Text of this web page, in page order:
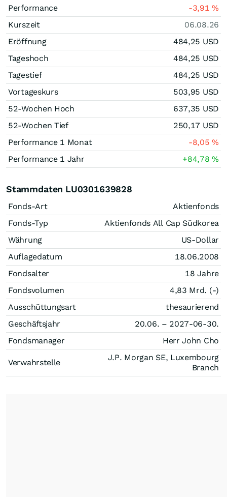
Performance -3,91%
Kurszeit
06.08.26
Eröffnung
484,25 USD
Tageshoch
484,25 USD
Tagestief
484,25 USD
Vortageskurs
503,95 USD
52-Wochen Hoch
637,35 USD
52-Wochen Tief
250,17 USD
Performance 1 Monat
-8,05%
Performance 1 Jahr
+84,78%
Stammdaten LU0301639828
Fonds-Art
Aktienfonds
Fonds-Typ
Aktienfonds All Cap Südkorea
Währung
US-Dollar
Auflagedatum
18.06.2008
Fondsalter
18 Jahre
Fondsvolumen
4,83 Mrd. (-)
Ausschüttungsart
thesaurierend
Geschäftsjahr
20.06. – 2027-06-30.
Fondsmanager
Herr John Cho
Verwahrstelle
J.P. Morgan SE, Luxembourg
Branch